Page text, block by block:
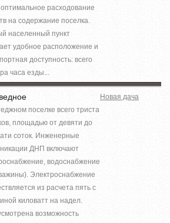
оптимальное расходование
на содержание поселка.
населенный пункт
удобное расположение и
доступность: всего
часа езды...
поселке всего триста
площадью от девяти до
соток. Инженерные
ДНП включают
водоснабжение
Электроснабжение
из расчета пять с
киловатт на надел.
возможность
Новая дача